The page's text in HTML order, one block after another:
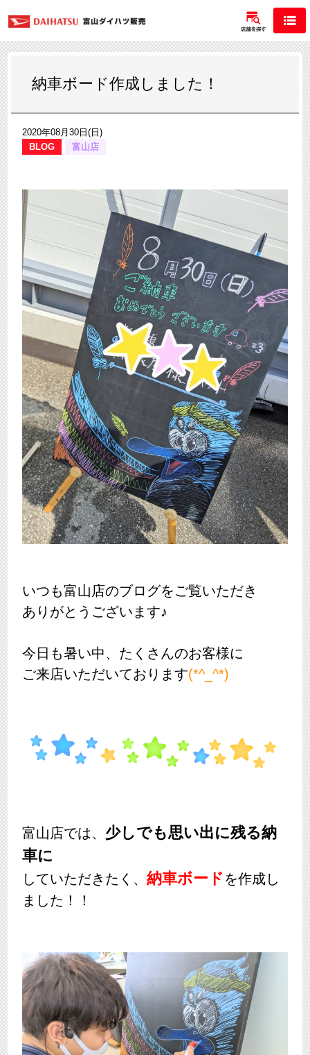
納車ボード作成しました！
2020年08月30日(日)
BLOG
富山店
いつも富山店のブログをご覧いただき
ありがとうございます♪
今日も暑い中、たくさんのお客様に
ご来店いただいております(*^_^*)
富山店では、 少しでも思い出に残る納
車に
していただきたく、納車ボードを作成し
ました！！